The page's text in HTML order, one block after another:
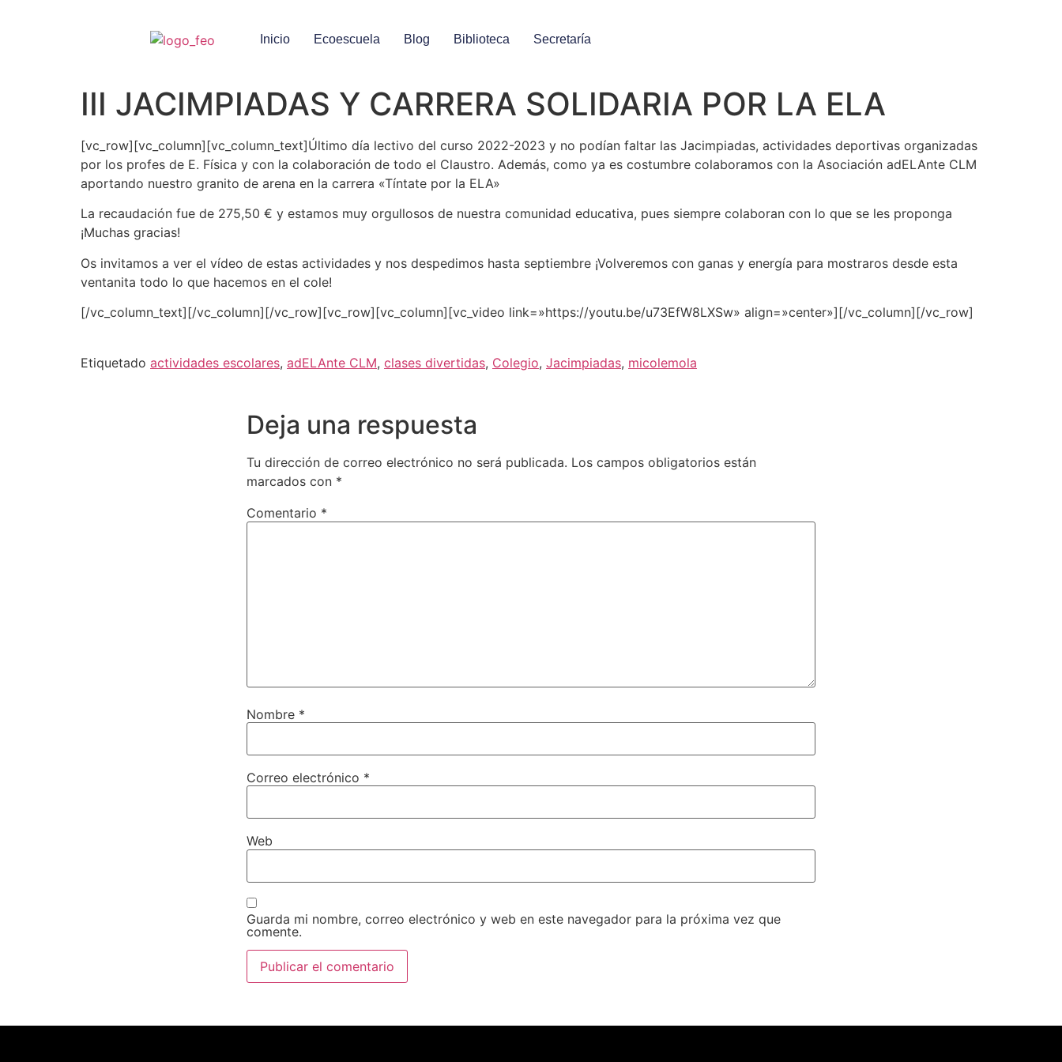
Inicio Ecoescuela Blog Biblioteca Secretaría
III JACIMPIADAS Y CARRERA SOLIDARIA POR LA ELA
[vc_row][vc_column][vc_column_text]Último día lectivo del curso 2022-2023 y no podían faltar las Jacimpiadas, actividades deportivas organizadas
por los profes de E. Física y con la colaboración de todo el Claustro. Además, como ya es costumbre colaboramos con la Asociación adELAnte CLM
aportando nuestro granito de arena en la carrera «Tíntate por la ELA»
La recaudación fue de 275,50 € y estamos muy orgullosos de nuestra comunidad educativa, pues siempre colaboran con lo que se les proponga
¡Muchas gracias!
Os invitamos a ver el vídeo de estas actividades y nos despedimos hasta septiembre ¡Volveremos con ganas y energía para mostraros desde esta
ventanita todo lo que hacemos en el cole!
[/vc_column_text][/vc_column][/vc_row][vc_row][vc_column][vc_video link=»https://youtu.be/u73EfW8LXSw» align=»center»][/vc_column][/vc_row]
Etiquetado actividades escolares, adELAnte CLM, clases divertidas, Colegio, Jacimpiadas, micolemola
Deja una respuesta
Tu dirección de correo electrónico no será publicada. Los campos obligatorios están
marcados con *
Comentario *
Nombre *
Correo electrónico *
Web
Guarda mi nombre, correo electrónico y web en este navegador para la próxima vez que
comente.